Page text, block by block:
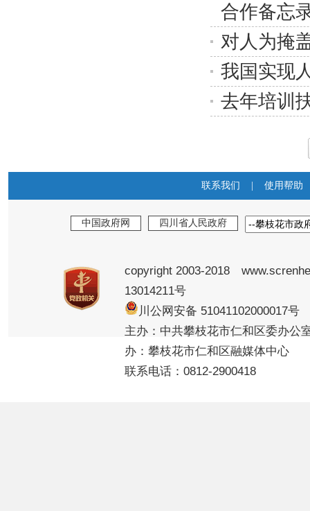
合作备忘
对人为掩
我国实现
去年培训
联系我们 使用帮助
中国政府网 四川省人民政府
copyright 2003-2018
13014211号
川公网安备
主办：中共攀枝花市仁和区委办
办：攀枝花市仁和区融媒体中心
联系电话：0812-2900418